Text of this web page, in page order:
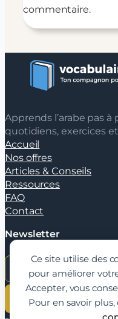
Ce site utilise des
pour améliorer
Accepter, vous
Pour en savoir
commentaire.
Apprends l’arabe pas
quotidiens, exercices
Accueil
Nos offres
Articles & Conseils
Ressources
FAQ
Contact
Newsletter
JE M'INSCRIS